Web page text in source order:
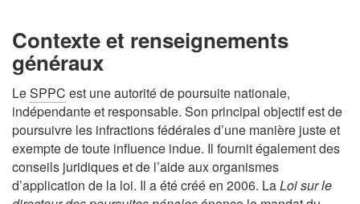
Contexte et renseignements
généraux
LeSPPC est une autorité de poursuite nationale,
indépendante et responsable. Son principal objectif est de
poursuivre les infractions fédérales d’une manière juste et
exempte de toute influence indue. Il fournit également des
conseils juridiques et de l’aide aux organismes
d’application de la loi. Il a été créé en 2006. LaLoi sur le